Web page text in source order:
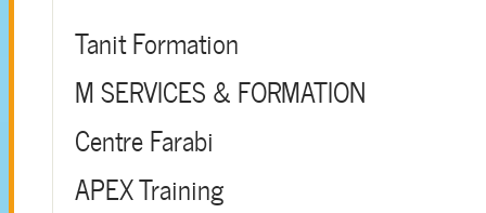
Tanit Formation
M SERVICES & FORMATION
Centre Farabi
APEX Training